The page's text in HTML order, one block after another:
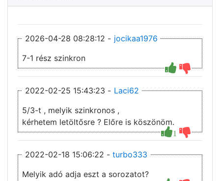
2026-04-28 08:28:12 - jocikaa1976
7-1 rész szinkron
2022-02-25 15:43:23 - Laci62
1
5/3-t , melyik szinkronos ,
kérhetem letöltősre ? Előre is köszönöm.
2022-02-18 15:06:22 - turbo333
Melyik adó adja eszt a sorozatot?